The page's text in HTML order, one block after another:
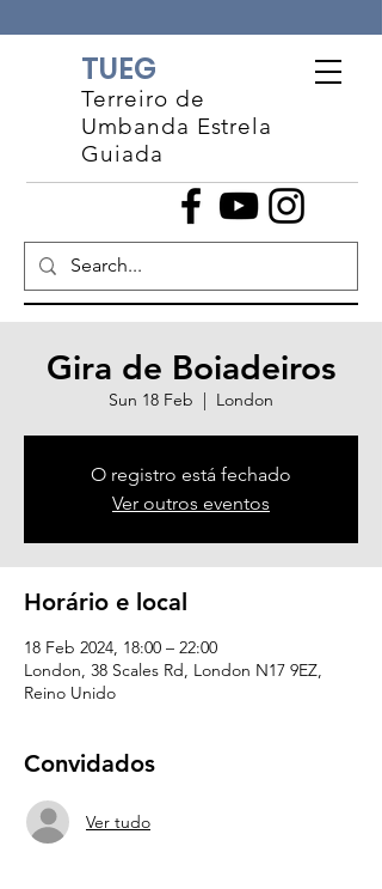
TUEG
Terreiro de
Umbanda Estrela
Guiada
Gira de Boiadeiros
Sun 18 Feb
  |
London
O registro está fechado
Ver outros eventos
Horário e local
18 Feb 2024, 18:00 – 22:00
London, 38 Scales Rd, London N17 9EZ,
Reino Unido
Convidados
Ver tudo